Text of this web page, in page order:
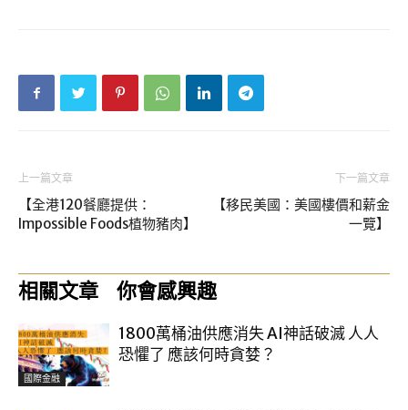
上一篇文章
【全港120餐廳提供：
Impossible Foods植物豬肉】
下一篇文章
【移民美國：美國樓價和薪金
一覽】
相關文章 你會感興趣
國際金融
1800萬桶油供應消失 AI神話破滅 人人
恐懼了 應該何時貪婪？